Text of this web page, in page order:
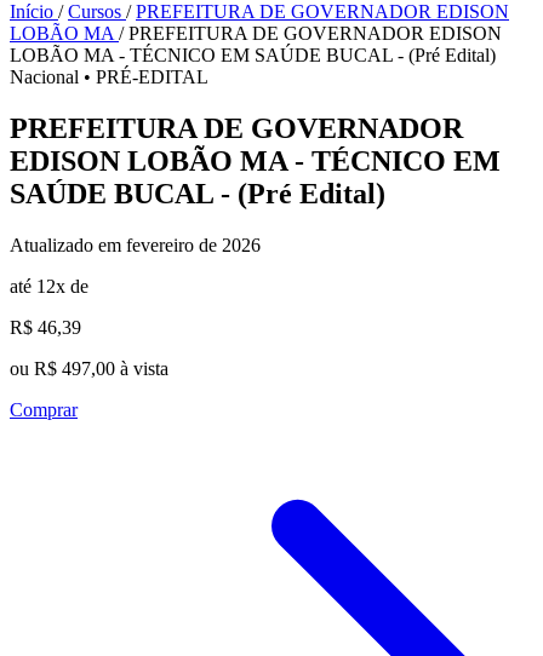
Início / Cursos / PREFEITURA DE GOVERNADOR EDISON
LOBÃO MA / PREFEITURA DE GOVERNADOR EDISON
LOBÃO MA - TÉCNICO EM SAÚDE BUCAL - (Pré Edital)
Nacional • PRÉ-EDITAL
PREFEITURA DE GOVERNADOR
EDISON LOBÃO MA - TÉCNICO EM
SAÚDE BUCAL - (Pré Edital)
Atualizado em fevereiro de 2026
até 12x de
R$ 46,39
ou R$ 497,00 à vista
Comprar